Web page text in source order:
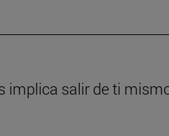
implica salir de ti